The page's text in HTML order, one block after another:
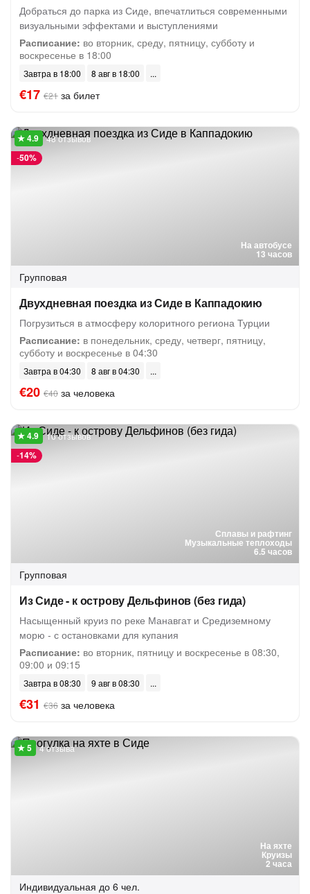
Добраться до парка из Сиде, впечатлиться современными
визуальными эффектами и выступлениями
Расписание: во вторник, среду, пятницу, субботу и
воскресенье в 18:00
Завтра в 18:00 8 авг в 18:00
€17 €21 за билет
На автобусе
13 часов
-50%
48 отзывов
Групповая
Двухдневная поездка из Сиде в Каппадокию
Погрузиться в атмосферу колоритного региона Турции
Расписание: в понедельник, среду, четверг, пятницу,
субботу и воскресенье в 04:30
Завтра в 04:30 8 авг в 04:30
€20 €40 за человека
Сплавы и рафтинг
Музыкальные теплоходы
6.5 часов
-14%
16 отзывов
Групповая
Из Сиде - к острову Дельфинов (без гида)
Насыщенный круиз по реке Манавгат и Средиземному
морю - с остановками для купания
Расписание: во вторник, пятницу и воскресенье в 08:30,
09:00 и 09:15
Завтра в 08:30 9 авг в 08:30
€31 €36 за человека
На яхте
Круизы
2 часа
4 отзыва
Индивидуальная до 6 чел.